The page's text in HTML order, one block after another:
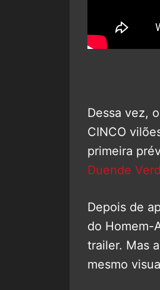
Dessa vez,
CINCO
primeira
Duende
Depois de
do Homem-
trailer. Mas
mesmo